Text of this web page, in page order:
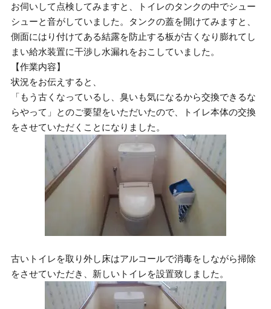
お伺いして点検してみますと、トイレのタンクの中でシュー
シューと音がしていました。タンクの蓋を開けてみますと、
側面にはり付けてある結露を防止する板が古くなり膨れてし
まい給水装置に干渉し水漏れをおこしていました。
【作業内容】
状況をお伝えすると、
「もう古くなっているし、臭いも気になるから交換できるな
らやって」とのご要望をいただいたので、トイレ本体の交換
をさせていただくことになりました。
古いトイレを取り外し床はアルコールで消毒をしながら掃除
をさせていただき、新しいトイレを設置致しました。